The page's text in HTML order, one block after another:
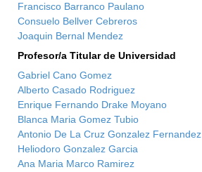
Francisco Barranco Paulano
Consuelo Bellver Cebreros
Joaquin Bernal Mendez
Profesor/a Titular de Universidad
Gabriel Cano Gomez
Alberto Casado Rodriguez
Enrique Fernando Drake Moyano
Blanca Maria Gomez Tubio
Antonio De La Cruz Gonzalez Fernandez
Heliodoro Gonzalez Garcia
Ana Maria Marco Ramirez